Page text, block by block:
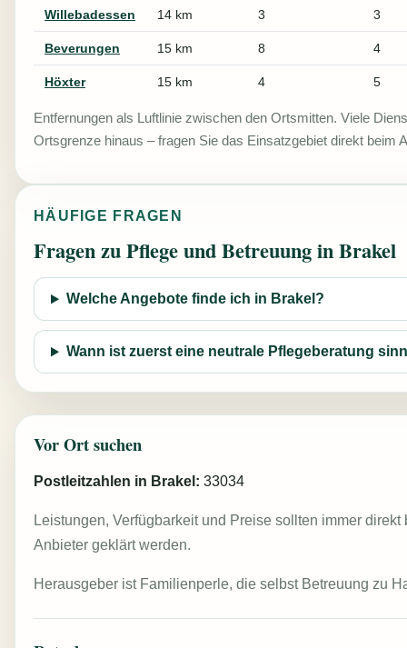
Willebadessen 14 km 3 3
Beverungen 15 km 8 4
Höxter 15 km 4 5
Entfernungen als Luftlinie zwischen den Ortsmitten. Viele
Ortsgrenze hinaus – fragen Sie das Einsatzgebiet direkt beim
HÄUFIGE FRAGEN
Fragen zu Pflege und Betreuung in Brakel
Welche Angebote finde ich in Brakel?
Wann ist zuerst eine neutrale Pflegeberatung
Vor Ort suchen
Postleitzahlen in Brakel: 33034
Leistungen, Verfügbarkeit und Preise sollten immer
Anbieter geklärt werden.
Herausgeber ist Familienperle, die selbst Betreuung zu